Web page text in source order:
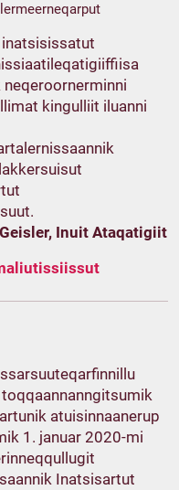
kingulliit iluanni
Inuit Ataqatigiit
atuisinnaanerup
1. januar 2020-mi
Inatsisartut